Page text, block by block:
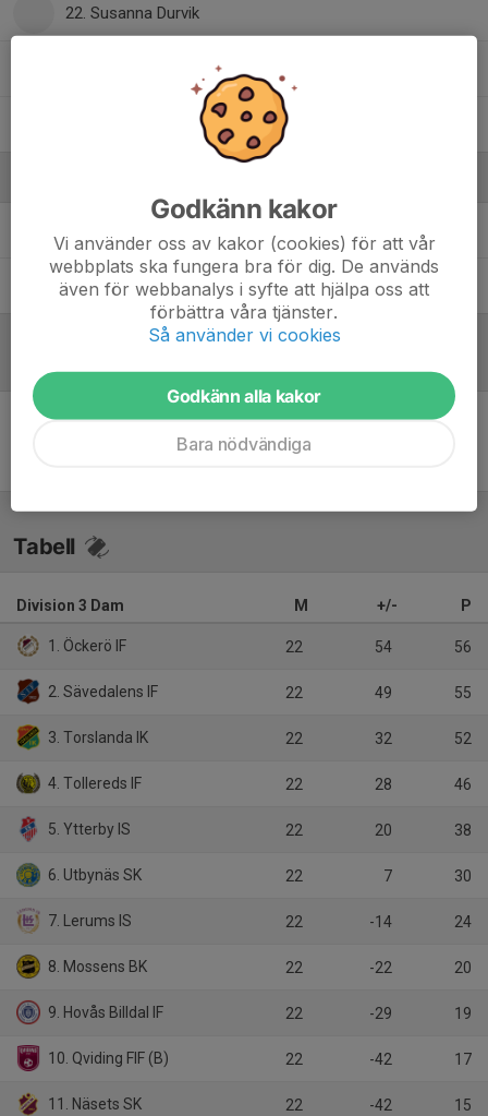
22. Susanna Durvik
, F03
Linda GeijerLagledare
Referat
Inget referat skrivet
Tabell
Division 3 Dam M +/- P
1. Öckerö IF 22 54 56
2. Sävedalens IF 22 49 55
3. Torslanda IK 22 32 52
4. Tollereds IF 22 28 46
5. Ytterby IS 22 20 38
6. Utbynäs SK 22 7 30
7. Lerums IS 22 -14 24
8. Mossens BK 22 -22 20
9. Hovås Billdal IF 22 -29 19
10. Qviding FIF (B) 22 -42 17
11. Näsets SK 22 -42 15
Godkänn kakor
Vi använder oss av kakor (cookies) för att vår
webbplats ska fungera bra för dig. De används
även för webbanalys i syfte att hjälpa oss att
förbättra våra tjänster.
Så använder vi cookies
Godkänn alla kakor
Bara nödvändiga